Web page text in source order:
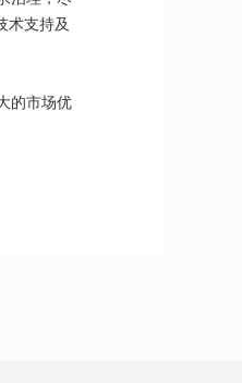
术支持及
的市场优